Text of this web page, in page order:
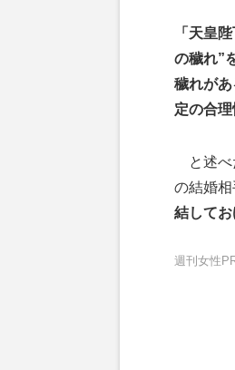
「天皇
の穢れ”
穢れが
定の合理
と述べ
の結婚相
結して
週刊女性